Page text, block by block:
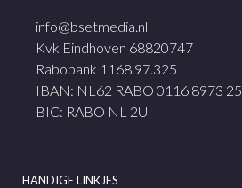
info@bsetmedia.nl
Kvk Eindhoven 68820747
Rabobank 1168.97.325
IBAN: NL62 RABO 0116 8973 25
BIC: RABO NL 2U
HANDIGE LINKJES